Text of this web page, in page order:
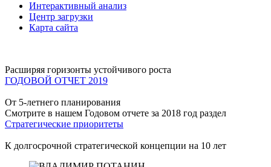
Интерактивный анализ
Центр загрузки
Карта сайта
Расширяя горизонты устойчивого роста
ГОДОВОЙ ОТЧЕТ 2019
От 5-летнего планирования
Смотрите в нашем Годовом отчете за 2018 год раздел
Стратегические приоритеты
К долгосрочной стратегической концепции на 10 лет